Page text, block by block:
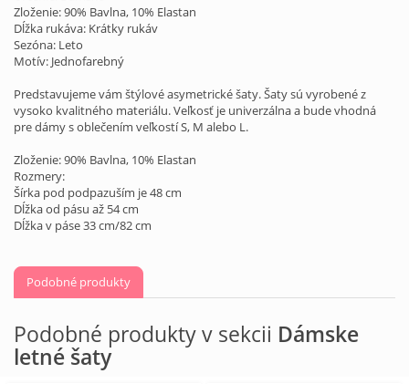
Zloženie: 90% Bavlna, 10% Elastan
Dĺžka rukáva: Krátky rukáv
Sezóna: Leto
Motív: Jednofarebný
Predstavujeme vám štýlové asymetrické šaty. Šaty sú vyrobené z
vysoko kvalitného materiálu. Veľkosť je univerzálna a bude vhodná
pre dámy s oblečením veľkostí S, M alebo L.
Zloženie: 90% Bavlna, 10% Elastan
Rozmery:
Šírka pod podpazuším je 48 cm
Dĺžka od pásu až 54 cm
Dĺžka v páse 33 cm/82 cm
Podobné produkty
Podobné produkty v sekcii Dámske
letné šaty